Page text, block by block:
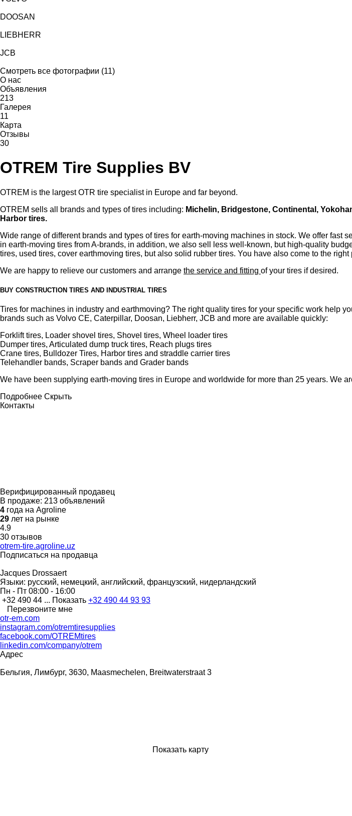
DOOSAN
LIEBHERR
JCB
Смотреть все фотографии (11)
О нас
Объявления
213
Галерея
11
Карта
Отзывы
30
OTREM Tire Supplies BV
OTREM is the largest OTR tire specialist in Europe and far beyond.
OTREM sells all brands and types of tires including: Michelin, Bridgestone, Continental,
Harbor tires.
Wide range of different brands and types of tires for earth-moving machines in stock. We offer
in earth-moving tires from A-brands, in addition, we also sell less well-known, but high-quality
tires, used tires, cover earthmoving tires, but also solid rubber tires. You have also come to the right
We are happy to relieve our customers and arrange the service and fitting of your tires if desired.
BUY CONSTRUCTION TIRES AND INDUSTRIAL TIRES
Tires for machines in industry and earthmoving? The right quality tires for your specific work help
brands such as Volvo CE, Caterpillar, Doosan, Liebherr, JCB and more are available quickly:
Forklift tires, Loader shovel tires, Shovel tires, Wheel loader tires
Dumper tires, Articulated dump truck tires, Reach plugs tires
Crane tires, Bulldozer Tires, Harbor tires and straddle carrier tires
Telehandler bands, Scraper bands and Grader bands
We have been supplying earth-moving tires in Europe and worldwide for more than 25 years. We
Подробнее Скрыть
Контакты
Верифицированный продавец
В продаже: 213 объявлений
4 года на Agroline
29 лет на рынке
4.9
30 отзывов
otrem-tire.agroline.uz
Подписаться на продавца
Jacques Drossaert
Языки: русский, немецкий, английский, французский, нидерландский
Пн - Пт 08:00 - 16:00
+32 490 44 ... Показать +32 490 44 93 93
Перезвоните мне
otr-em.com
instagram.com/otremtiresupplies
facebook.com/OTREMtires
linkedin.com/company/otrem
Адрес
Бельгия, Лимбург, 3630, Maasmechelen, Breitwaterstraat 3
Показать карту